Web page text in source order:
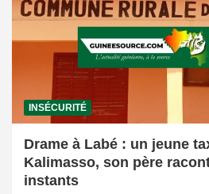
INSÉCURITÉ
Drame à Labé : un jeune
Kalimasso, son père
instants